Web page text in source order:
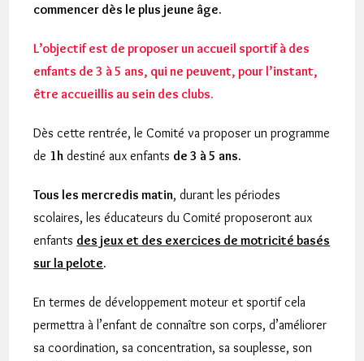
commencer dès le plus jeune âge.
L’objectif est de proposer un accueil sportif à des
enfants de 3 à 5 ans, qui ne peuvent, pour l’instant,
être accueillis au sein des clubs.
Dès cette rentrée, le Comité va proposer un programme
de 1h destiné aux enfants de 3 à 5 ans.
Tous les mercredis matin, durant les périodes
scolaires, les éducateurs du Comité proposeront aux
enfants des jeux et des exercices de motricité basés
sur la pelote.
En termes de développement moteur et sportif cela
permettra à l’enfant de connaître son corps, d’améliorer
sa coordination, sa concentration, sa souplesse, son